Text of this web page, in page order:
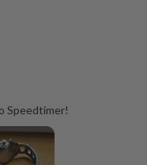
Speedtimer!